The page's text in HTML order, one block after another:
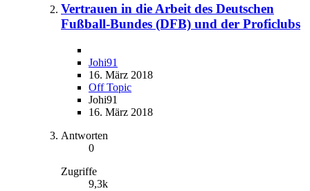
Vertrauen in die Arbeit des Deutschen
Fußball-Bundes (DFB) und der Proficlubs
Johi91
16. März 2018
Off Topic
Johi91
16. März 2018
Antworten
0
Zugriffe
9,3k